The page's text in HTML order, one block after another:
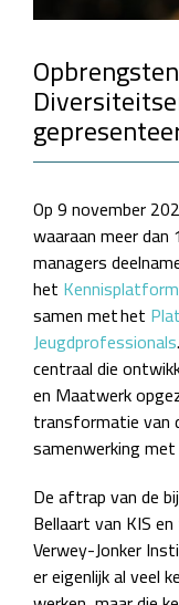
Op 9 november
waaraan meer
managers
het
samen met het
Jeugdprofessionals
centraal die
en Maatwerk
transformatie van
samenwerking
De aftrap van de
Bellaart van KIS
Verwey-Jonker
er eigenlijk al veel